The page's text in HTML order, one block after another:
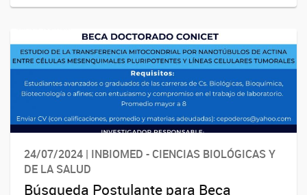
24/07/2024 | INBIOMED - CIENCIAS BIOLÓGICAS Y
DE LA SALUD
Búsqueda Postulante para Beca